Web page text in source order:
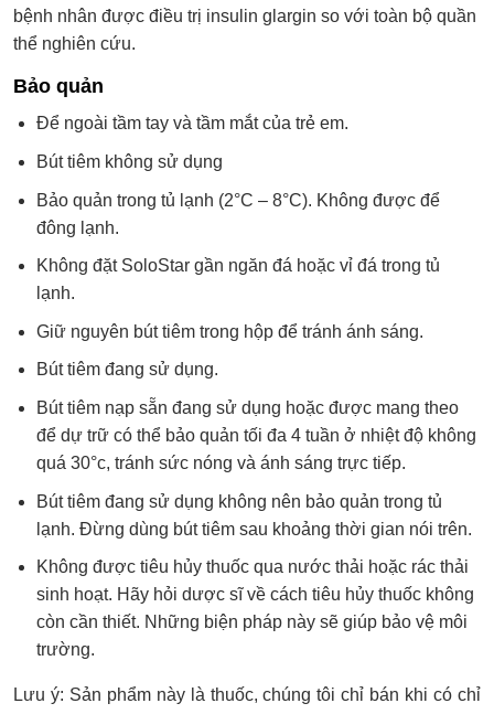
bệnh nhân được điều trị insulin glargin so với toàn bộ quần
thể nghiên cứu.
Bảo quản
Để ngoài tầm tay và tầm mắt của trẻ em.
Bút tiêm không sử dụng
Bảo quản trong tủ lạnh (2°C – 8°C). Không được để
đông lạnh.
Không đặt SoloStar gần ngăn đá hoặc vỉ đá trong tủ
lạnh.
Giữ nguyên bút tiêm trong hộp để tránh ánh sáng.
Bút tiêm đang sử dụng.
Bút tiêm nạp sẵn đang sử dụng hoặc được mang theo
để dự trữ có thể bảo quản tối đa 4 tuần ở nhiệt độ không
quá 30°c, tránh sức nóng và ánh sáng trực tiếp.
Bút tiêm đang sử dụng không nên bảo quản trong tủ
lạnh. Đừng dùng bút tiêm sau khoảng thời gian nói trên.
Không được tiêu hủy thuốc qua nước thải hoặc rác thải
sinh hoạt. Hãy hỏi dược sĩ về cách tiêu hủy thuốc không
còn cần thiết. Những biện pháp này sẽ giúp bảo vệ môi
trường.
Lưu ý: Sản phẩm này là thuốc, chúng tôi chỉ bán khi có chỉ